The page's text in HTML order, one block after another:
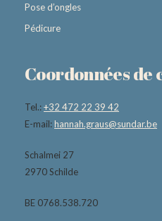
Pose d’ongles
Pédicure
Coordonnées de
Tel.:+32 472 22 39 42
E-mail:hannah.graus@sundar.be
Schalmei 27
2970 Schilde
BE 0768.538.720